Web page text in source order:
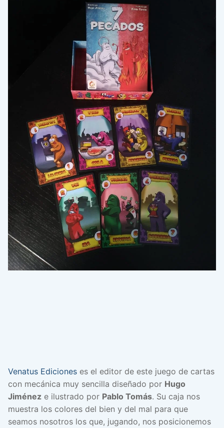
Venatus Ediciones es el editor de este juego de cartas
con mecánica muy sencilla diseñado por Hugo
Jiménez e ilustrado por Pablo Tomás. Su caja nos
muestra los colores del bien y del mal para que
seamos nosotros los que, jugando, nos posicionemos